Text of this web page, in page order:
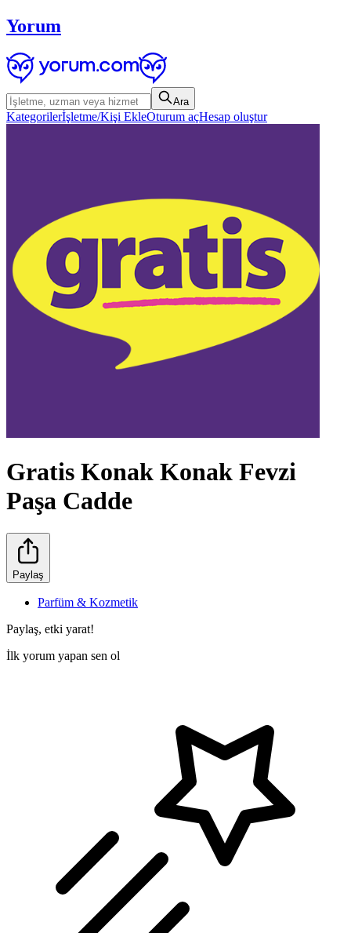
Yorum
Ara
Kategorilerİşletme/Kişi EkleOturum açHesap oluştur
Gratis Konak Konak Fevzi
Paşa Cadde
Paylaş
Parfüm & Kozmetik
Paylaş, etki yarat!
İlk yorum yapan sen ol